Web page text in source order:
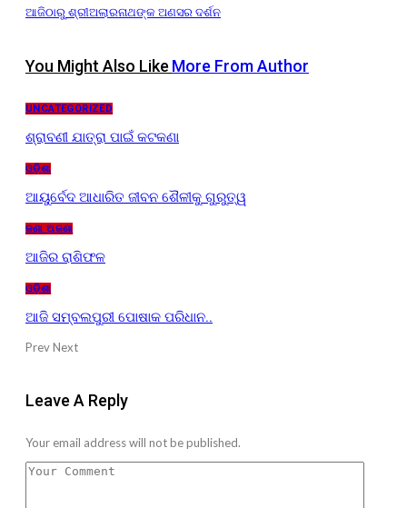
ଆଜିଠାରୁ ଶ୍ରୀଅଲାରନାଥଙ୍କ ଅଣସର ଦର୍ଶନ
You Might Also Like More From Author
UNCATEGORIZED
ଶ୍ରାବଣୀ ଯାତ୍ରା ପାଇଁ କଟକଣା
ଓଡ଼ିଶା
ଆୟୁର୍ବେଦ ଆଧାରିତ ଜୀବନ ଶୈଳୀକୁ ଗୁରୁତ୍ୱ
ଜଣା ଅଜଣା
ଆଜିର ରାଶିଫଳ
ଓଡ଼ିଶା
ଆଜି ସମ୍ବଲପୁରୀ ପୋଷାକ ପରିଧାନ..
PrevNext
Leave A Reply
Your email address will not be published.